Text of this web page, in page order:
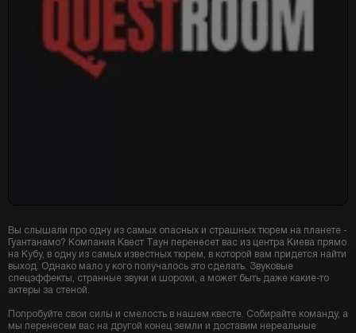
Вы слышали про одну из самых опасных и страшных тюрем на планете -
Гуантанамо? Компания Квест Таун перенесет вас из центра Киева прямо
на Кубу, в одну из самых известных тюрем, в которой вам придется найти
выход. Однако мало у кого получалось это сделать. Звуковые
спецэффекты, странные звуки и шорохи, а может быть даже какие-то
актеры за стеной.
Попробуйте свои силы и смелость в нашем квесте. Собирайте команду, а
мы перенесем вас на другой конец земли и доставим нереальные